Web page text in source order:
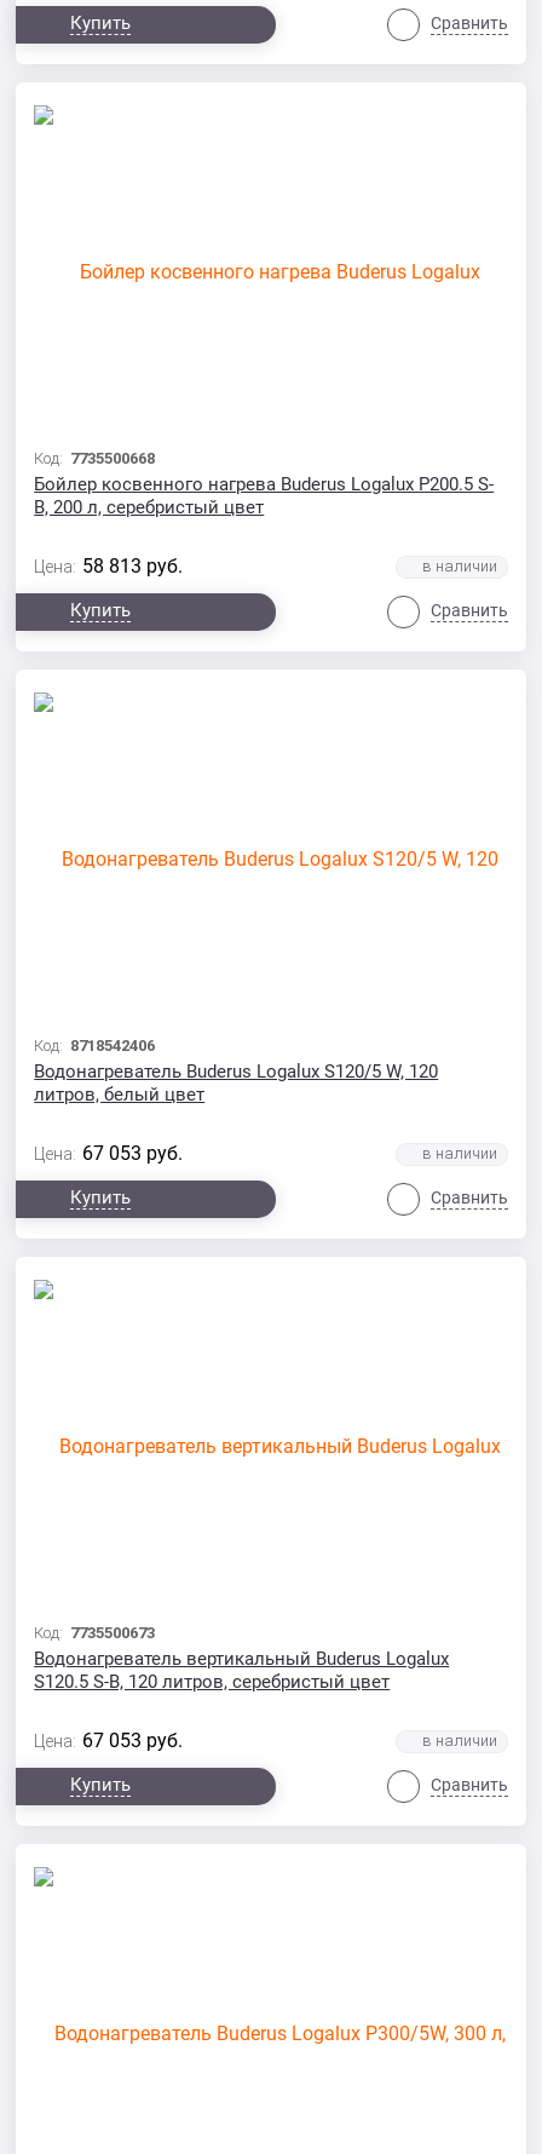
Купить Сравнить
Код: 7735500668
Бойлер косвенного нагрева Buderus Logalux P200.5 S-
B, 200 л, серебристый цвет
Цена: 58 813 руб.
Купить Сравнить
Код: 8718542406
Водонагреватель Buderus Logalux S120/5 W, 120
литров, белый цвет
Цена: 67 053 руб.
Купить Сравнить
Код: 7735500673
Водонагреватель вертикальный Buderus Logalux
S120.5 S-B, 120 литров, серебристый цвет
Цена: 67 053 руб.
Купить Сравнить